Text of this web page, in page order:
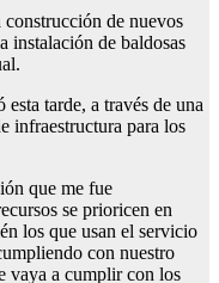
de nuevos
instalación de baldosas
tarde, a través de una
infraestructura para los
que me fue
se prioricen en
los que usan el servicio
con nuestro
vaya a cumplir con los